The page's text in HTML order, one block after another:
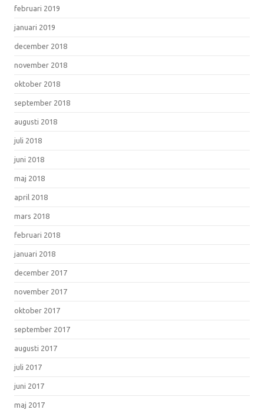
februari 2019
januari 2019
december 2018
november 2018
oktober 2018
september 2018
augusti 2018
juli 2018
juni 2018
maj 2018
april 2018
mars 2018
februari 2018
januari 2018
december 2017
november 2017
oktober 2017
september 2017
augusti 2017
juli 2017
juni 2017
maj 2017